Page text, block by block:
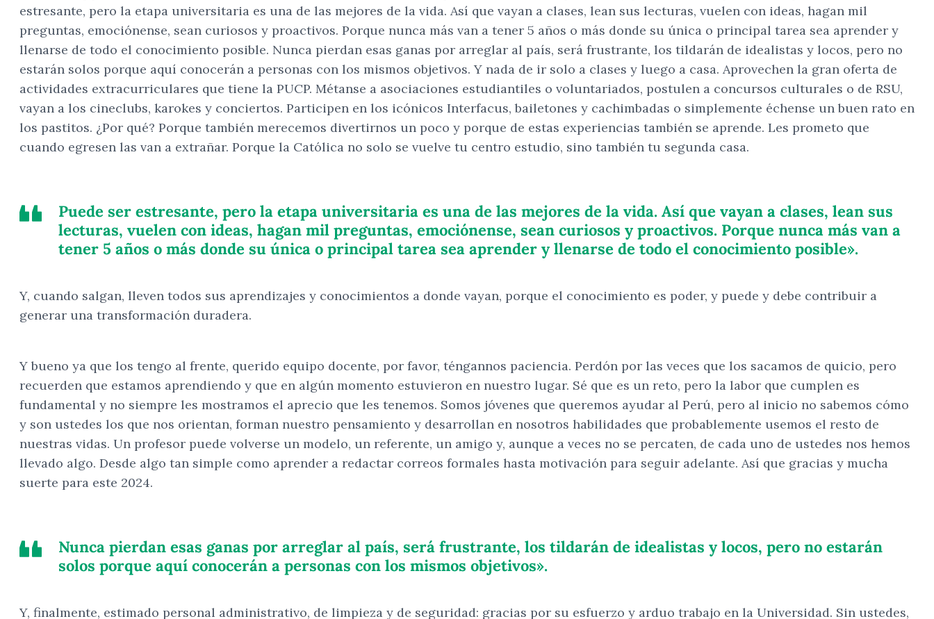
estresante, pero la etapa universitaria es una de las mejores de la vida. Así que vayan a clases, lean sus lecturas, vuelen con ideas, hagan mil
preguntas, emociónense, sean curiosos y proactivos. Porque nunca más van a tener 5 años o más donde su única o principal tarea sea aprender y
llenarse de todo el conocimiento posible. Nunca pierdan esas ganas por arreglar al país, será frustrante, los tildarán de idealistas y locos, pero no
estarán solos porque aquí conocerán a personas con los mismos objetivos. Y nada de ir solo a clases y luego a casa. Aprovechen la gran oferta de
actividades extracurriculares que tiene la PUCP. Métanse a asociaciones estudiantiles o voluntariados, postulen a concursos culturales o de RSU,
vayan a los cineclubs, karokes y conciertos. Participen en los icónicos Interfacus, bailetones y cachimbadas o simplemente échense un buen rato en
los pastitos. ¿Por qué? Porque también merecemos divertirnos un poco y porque de estas experiencias también se aprende. Les prometo que
cuando egresen las van a extrañar. Porque la Católica no solo se vuelve tu centro estudio, sino también tu segunda casa.
Puede ser estresante, pero la etapa universitaria es una de las mejores de la vida. Así que vayan a clases, lean sus
lecturas, vuelen con ideas, hagan mil preguntas, emociónense, sean curiosos y proactivos. Porque nunca más van a
tener 5 años o más donde su única o principal tarea sea aprender y llenarse de todo el conocimiento posible».
Y, cuando salgan, lleven todos sus aprendizajes y conocimientos a donde vayan, porque el conocimiento es poder, y puede y debe contribuir a
generar una transformación duradera.
Y bueno ya que los tengo al frente, querido equipo docente, por favor, téngannos paciencia. Perdón por las veces que los sacamos de quicio, pero
recuerden que estamos aprendiendo y que en algún momento estuvieron en nuestro lugar. Sé que es un reto, pero la labor que cumplen es
fundamental y no siempre les mostramos el aprecio que les tenemos. Somos jóvenes que queremos ayudar al Perú, pero al inicio no sabemos cómo
y son ustedes los que nos orientan, forman nuestro pensamiento y desarrollan en nosotros habilidades que probablemente usemos el resto de
nuestras vidas. Un profesor puede volverse un modelo, un referente, un amigo y, aunque a veces no se percaten, de cada uno de ustedes nos hemos
llevado algo. Desde algo tan simple como aprender a redactar correos formales hasta motivación para seguir adelante. Así que gracias y mucha
suerte para este 2024.
Nunca pierdan esas ganas por arreglar al país, será frustrante, los tildarán de idealistas y locos, pero no estarán
solos porque aquí conocerán a personas con los mismos objetivos».
Y, finalmente, estimado personal administrativo, de limpieza y de seguridad: gracias por su esfuerzo y arduo trabajo en la Universidad. Sin ustedes,